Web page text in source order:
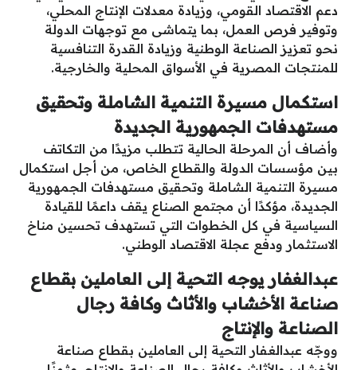
دعم الاقتصاد القومي، وزيادة معدلات الإنتاج المحلي،
وتوفير فرص العمل، بما يتماشى مع توجهات الدولة
نحو تعزيز الصناعة الوطنية وزيادة القدرة التنافسية
للمنتجات المصرية في الأسواق المحلية والخارجية.
استكمال مسيرة التنمية الشاملة وتحقيق
مستهدفات الجمهورية الجديدة
وأضاف أن المرحلة الحالية تتطلب مزيدًا من التكاتف
بين مؤسسات الدولة والقطاع الخاص، من أجل استكمال
مسيرة التنمية الشاملة وتحقيق مستهدفات الجمهورية
الجديدة، مؤكدًا أن مجتمع الصناع يقف داعمًا للقيادة
السياسية في كل الخطوات التي تستهدف تحسين مناخ
الاستثمار ودفع عجلة الاقتصاد الوطني.
عبدالغفار يوجه التحية إلى العاملين بقطاع
صناعة الأخشاب والأثاث وكافة رجال
الصناعة والإنتاج
ووجّه عبدالغفار التحية إلى العاملين بقطاع صناعة